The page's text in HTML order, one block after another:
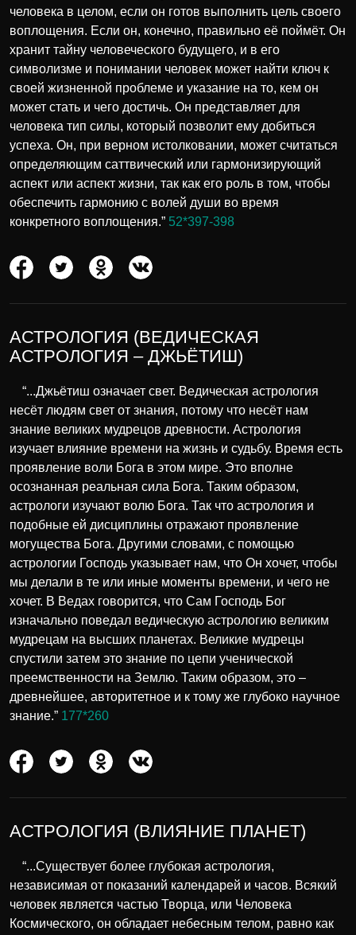
человека в целом, если он готов выполнить цель своего
воплощения. Если он, конечно, правильно её поймёт. Он
хранит тайну человеческого будущего, и в его
символизме и понимании человек может найти ключ к
своей жизненной проблеме и указание на то, кем он
может стать и чего достичь. Он представляет для
человека тип силы, который позволит ему добиться
успеха. Он, при верном истолковании, может считаться
определяющим саттвический или гармонизирующий
аспект или аспект жизни, так как его роль в том, чтобы
обеспечить гармонию с волей души во время
конкретного воплощения.” 52*397-398
АСТРОЛОГИЯ (ВЕДИЧЕСКАЯ
АСТРОЛОГИЯ – ДЖЬЁТИШ)
“...Джьётиш означает свет. Ведическая астрология
несёт людям свет от знания, потому что несёт нам
знание великих мудрецов древности. Астрология
изучает влияние времени на жизнь и судьбу. Время есть
проявление воли Бога в этом мире. Это вполне
осознанная реальная сила Бога. Таким образом,
астрологи изучают волю Бога. Так что астрология и
подобные ей дисциплины отражают проявление
могущества Бога. Другими словами, с помощью
астрологии Господь указывает нам, что Он хочет, чтобы
мы делали в те или иные моменты времени, и чего не
хочет. В Ведах говорится, что Сам Господь Бог
изначально поведал ведическую астрологию великим
мудрецам на высших планетах. Великие мудрецы
спустили затем это знание по цепи ученической
преемственности на Землю. Таким образом, это –
древнейшее, авторитетное и к тому же глубоко научное
знание.” 177*260
АСТРОЛОГИЯ (ВЛИЯНИЕ ПЛАНЕТ)
“...Существует более глубокая астрология,
независимая от показаний календарей и часов. Всякий
человек является частью Творца, или Человека
Космического, он обладает небесным телом, равно как